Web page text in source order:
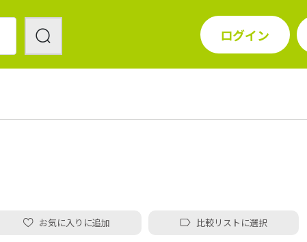
ログイン
お気に入りに追加 比較リストに選択